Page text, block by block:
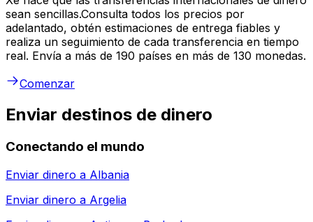
sean sencillas.Consulta todos los precios por
adelantado, obtén estimaciones de entrega fiables y
realiza un seguimiento de cada transferencia en tiempo
real. Envía a más de 190 países en más de 130 monedas.
Comenzar
Enviar destinos de dinero
Conectando el mundo
Enviar dinero a Albania
Enviar dinero a Argelia